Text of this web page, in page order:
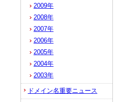
2009年
2008年
2007年
2006年
2005年
2004年
2003年
ドメイン名重要ニュース